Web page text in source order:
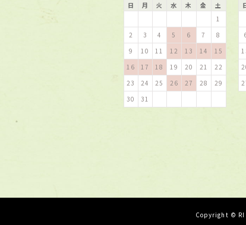
日
月 火 水 木 金
土
1
2
3 4 5 6 7
8
9
10 11 12 13 14
15
16
17 18 19 20 21
22
23
24 25 26 27 28
29
30
31
Copyright ©